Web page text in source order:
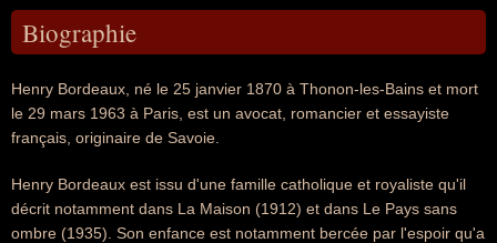
Biographie
Henry Bordeaux, né le 25 janvier 1870 à Thonon-les-Bains et mort
le 29 mars 1963 à Paris, est un avocat, romancier et essayiste
français, originaire de Savoie.
Henry Bordeaux est issu d'une famille catholique et royaliste qu'il
décrit notamment dans La Maison (1912) et dans Le Pays sans
ombre (1935). Son enfance est notamment bercée par l'espoir qu'a